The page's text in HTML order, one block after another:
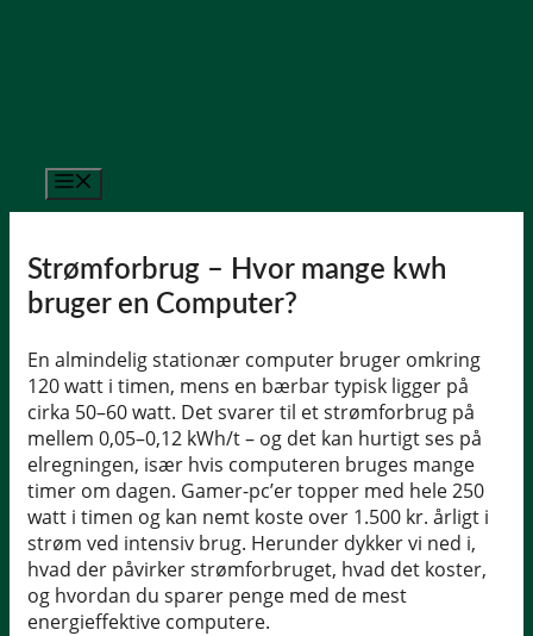
Strømforbrug – Hvor mange kwh
bruger en Computer?
En almindelig stationær computer bruger omkring
120 watt i timen, mens en bærbar typisk ligger på
cirka 50–60 watt. Det svarer til et strømforbrug på
mellem 0,05–0,12 kWh/t – og det kan hurtigt ses på
elregningen, især hvis computeren bruges mange
timer om dagen. Gamer-pc’er topper med hele 250
watt i timen og kan nemt koste over 1.500 kr. årligt i
strøm ved intensiv brug. Herunder dykker vi ned i,
hvad der påvirker strømforbruget, hvad det koster,
og hvordan du sparer penge med de mest
energieffektive computere.